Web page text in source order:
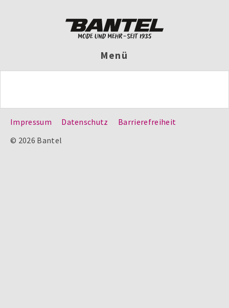
Menü
Impressum Datenschutz
Barrierefreiheit
© 2026 Bantel